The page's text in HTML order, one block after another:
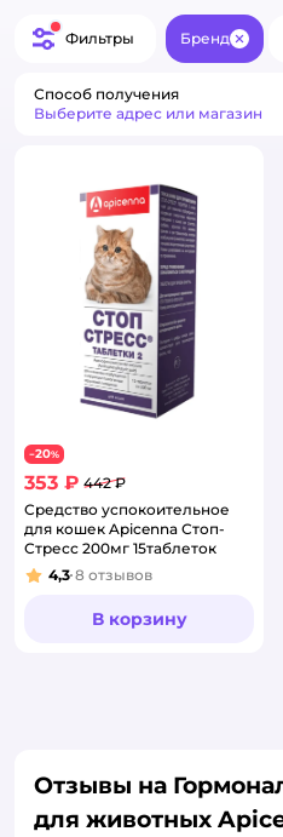
Фильтры Бренд
Способ получения
Выберите адрес или магазин
−20%
353 ₽ 442 ₽
Средство успокоительное
для кошек Apicenna Стоп-
Стресс 200мг 15таблеток
Рейтинг:
4,3 8 отзывов
В корзину
Отзывы на
для животных